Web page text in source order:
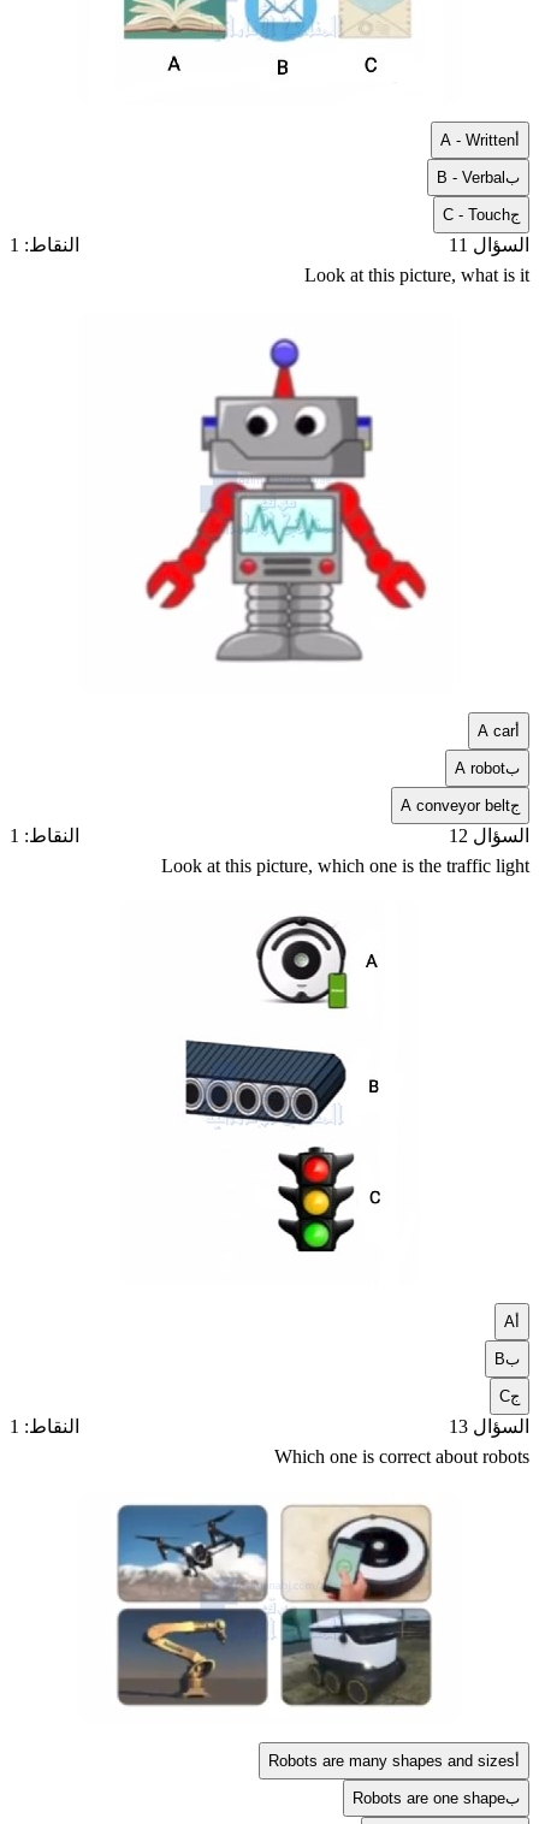
A - Written
بB - Verbal
جC - Touch
السؤال 11
النقاط: 1
Look at this picture, what is it
A car
بA robot
جA conveyor belt
السؤال 12
النقاط: 1
Look at this picture, which one is the traffic light
A
بB
جC
السؤال 13
النقاط: 1
Which one is correct about robots
Robots are many shapes and sizes
بRobots are one shape